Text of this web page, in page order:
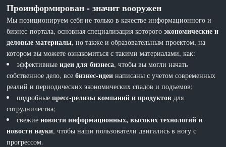
Проинформирован - значит вооружен
Мы позиционируем себя не только в качестве информационного и
бизнес-портала, основная специализация которогоэкономические и
деловые материалы, но также и образовательным проектом, на
котором вы можете ознакомиться с такими материалами, как:
эффективныеидеи для бизнеса, чтобы вы могли начать
собственное дело, всебизнес-идеи написаны с учетом современных
реалий и периодических экономических спадов и подъемов;
подробныепресс-релизы компаний и продуктов для
сотрудничества;
свежиеновости информационных, высоких технологий и
новости науки, чтобы наши пользователи двигались в ногу с
прогрессом.